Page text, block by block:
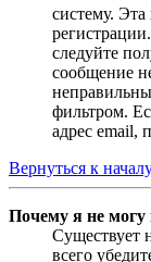
систему.
следуйте
сообщение
фильтром.
адрес email,
Вернуться к
Почему я не могу
Существует
всего